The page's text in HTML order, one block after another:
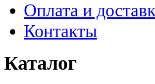
Оплата и
Контакты
Каталог